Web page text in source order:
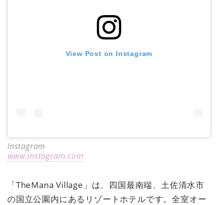
View Post on Instagram
Instagram
www.instagram.com
「TheMana Village」は、四国最南端、土佐清水市
の国立公園内にあるリゾートホテルです。全室オー